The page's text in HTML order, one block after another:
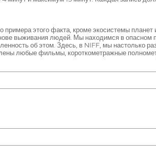
примера этого факта, кроме экосистемы
выживания людей. Мы находимся в
об этом. Здесь, в NIFF, мы настолько
любые фильмы, короткометражные